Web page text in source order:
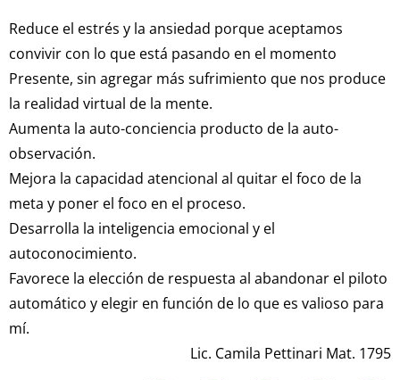
Reduce el estrés y la ansiedad porque aceptamos
convivir con lo que está pasando en el momento
Presente, sin agregar más sufrimiento que nos produce
la realidad virtual de la mente.
Aumenta la auto-conciencia producto de la auto-
observación.
Mejora la capacidad atencional al quitar el foco de la
meta y poner el foco en el proceso.
Desarrolla la inteligencia emocional y el
autoconocimiento.
Favorece la elección de respuesta al abandonar el piloto
automático y elegir en función de lo que es valioso para
mí.
Lic. Camila Pettinari Mat. 1795